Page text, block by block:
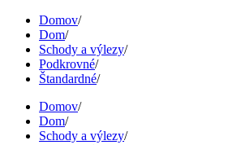
Domov/
Dom/
Schody a výlezy/
Podkrovné/
Štandardné/
Domov/
Dom/
Schody a výlezy/